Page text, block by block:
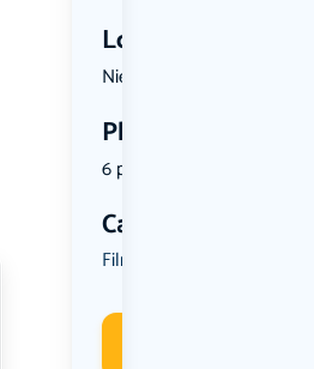
Locatie
Nieuwstraa...
Plekken
6 plekken beschikbaar
Categorie
Film